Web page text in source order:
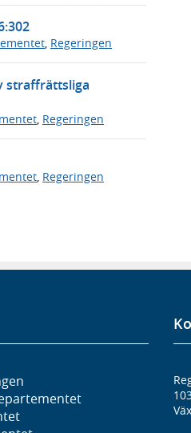
, Regeringen
straffrättsliga
Regeringen
, Regeringen